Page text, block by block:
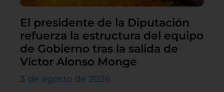
El presidente de la Diputación
refuerza la estructura del equipo
de Gobierno tras la salida de
Víctor Alonso Monge
3 de agosto de 2026